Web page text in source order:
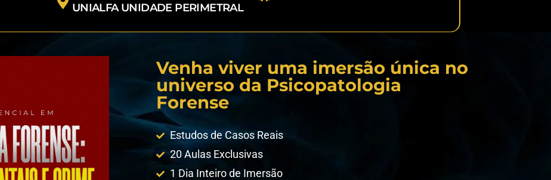
UNIALFA UNIDADE PERIMETRAL
Venha viver uma imersão única no
universo da Psicopatologia
Forense
Estudos de Casos Reais
20 Aulas Exclusivas
1 Dia Inteiro de Imersão